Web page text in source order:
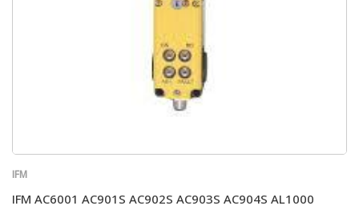
IFM
IFM AC6001 AC901S AC902S AC903S AC904S AL1000